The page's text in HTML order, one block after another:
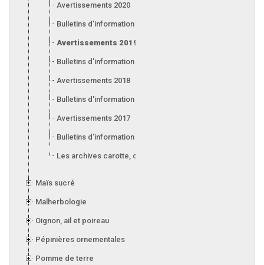
Avertissements 2020
Bulletins d'information 2020
Avertissements 2019
Bulletins d'information 2019
Avertissements 2018
Bulletins d'information 2018
Avertissements 2017
Bulletins d'information 2017
Les archives carotte, céleri, laitue, oignon, poireau et ail
Maïs sucré
Malherbologie
Oignon, ail et poireau
Pépinières ornementales
Pomme de terre